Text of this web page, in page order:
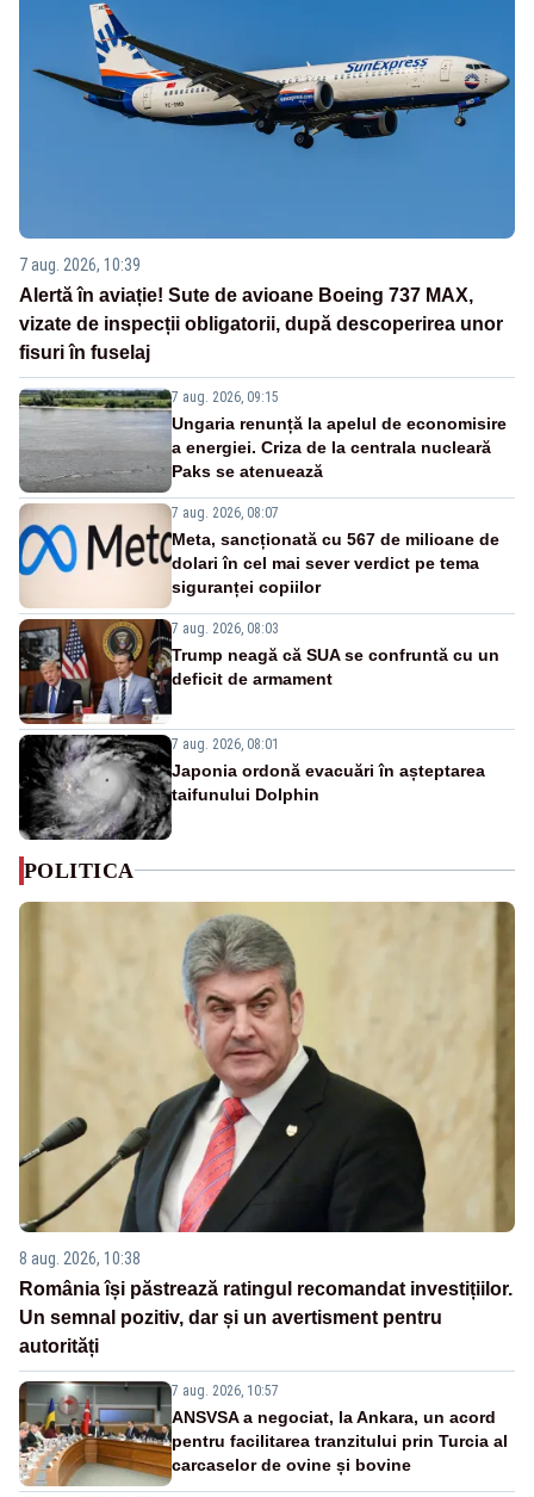
7 aug. 2026, 10:39
Alertă în aviație! Sute de avioane Boeing 737 MAX,
vizate de inspecții obligatorii, după descoperirea unor
fisuri în fuselaj
7 aug. 2026, 09:15
Ungaria renunță la apelul de economisire
a energiei. Criza de la centrala nucleară
Paks se atenuează
7 aug. 2026, 08:07
Meta, sancționată cu 567 de milioane de
dolari în cel mai sever verdict pe tema
siguranței copiilor
7 aug. 2026, 08:03
Trump neagă că SUA se confruntă cu un
deficit de armament
7 aug. 2026, 08:01
Japonia ordonă evacuări în așteptarea
taifunului Dolphin
POLITICA
8 aug. 2026, 10:38
România își păstrează ratingul recomandat investițiilor.
Un semnal pozitiv, dar și un avertisment pentru
autorități
7 aug. 2026, 10:57
ANSVSA a negociat, la Ankara, un acord
pentru facilitarea tranzitului prin Turcia al
carcaselor de ovine și bovine